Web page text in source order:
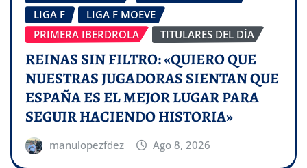
LIGA F
LIGA F MOEVE
PRIMERA IBERDROLA
TITULARES DEL DÍA
REINAS SIN FILTRO: «QUIERO QUE
NUESTRAS JUGADORAS SIENTAN QUE
ESPAÑA ES EL MEJOR LUGAR PARA
SEGUIR HACIENDO HISTORIA»
manulopezfdez Ago 8, 2026